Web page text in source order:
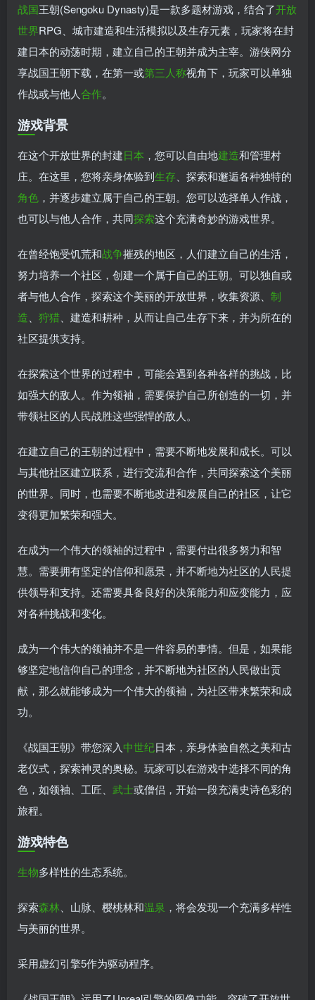
战国王朝(Sengoku Dynasty)是一款多题材游戏，结合了开放
世界RPG、城市建造和生活模拟以及生存元素，玩家将在封
建日本的动荡时期，建立自己的王朝并成为主宰。游侠网分
享战国王朝下载，在第一或第三人称视角下，玩家可以单独
作战或与他人合作。
游戏背景
在这个开放世界的封建日本 ，您可以自由地建造和管理村
庄。在这里，您将亲身体验到生存 、探索和邂逅各种独特的
角色 ，并逐步建立属于自己的王朝。您可以选择单人作战，
也可以与他人合作，共同探索这个充满奇妙的游戏世界。
在曾经饱受饥荒和战争摧残的地区，人们建立自己的生活，
努力培养一个社区，创建一个属于自己的王朝。可以独自或
者与他人合作，探索这个美丽的开放世界，收集资源、 制
造
狩猎 、建造和耕种，从而让自己生存下来，并为所在的
社区提供支持。
在探索这个世界的过程中，可能会遇到各种各样的挑战，比
如强大的敌人。作为领袖，需要保护自己所创造的一切，并
带领社区的人民战胜这些强悍的敌人。
在建立自己的王朝的过程中，需要不断地发展和成长。可以
与其他社区建立联系，进行交流和合作，共同探索这个美丽
的世界。同时，也需要不断地改进和发展自己的社区，让它
变得更加繁荣和强大。
在成为一个伟大的领袖的过程中，需要付出很多努力和智
慧。需要拥有坚定的信仰和愿景，并不断地为社区的人民提
供领导和支持。还需要具备良好的决策能力和应变能力，应
对各种挑战和变化。
成为一个伟大的领袖并不是一件容易的事情。但是，如果能
够坚定地信仰自己的理念，并不断地为社区的人民做出贡
献，那么就能够成为一个伟大的领袖，为社区带来繁荣和成
功。
《战国王朝》带您深入中世纪日本，亲身体验自然之美和古
老仪式，探索神灵的奥秘。玩家可以在游戏中选择不同的角
色，如领袖、工匠、 武士或僧侣，开始一段充满史诗色彩的
旅程。
游戏特色
生物多样性的生态系统。
探索森林 、山脉、樱桃林和温泉 ，将会发现一个充满多样性
与美丽的世界。
采用虚幻引擎5作为驱动程序。